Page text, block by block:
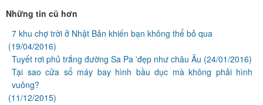
Những tin cũ hơn
7 khu chợ trời ở Nhật Bản khiến bạn không thể bỏ qua
(19/04/2016)
Tuyết rơi phủ trắng đường Sa Pa 'đẹp như châu Âu (24/01/2016)
Tại sao cửa sổ máy bay hình bầu dục mà không phải hình
vuông?
(11/12/2015)